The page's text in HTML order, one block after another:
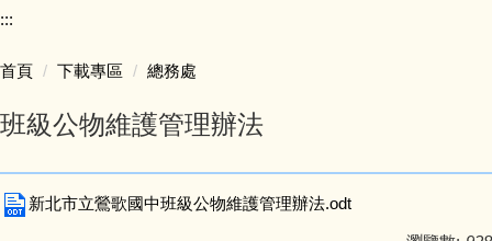
學校家庭教育專區
校務規章及辦法
:::
首頁 下載專區 總務處
班級公物維護管理辦法
新北市立鶯歌國中班級公物維護管理辦法.odt